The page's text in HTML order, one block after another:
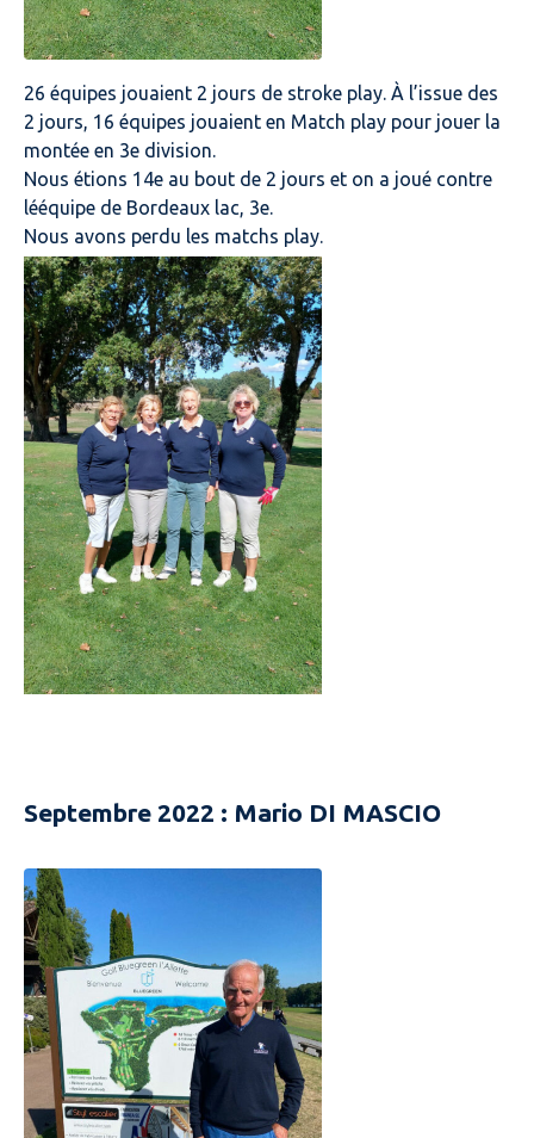
26 équipes jouaient 2 jours de stroke play. À l’issue des
2 jours, 16 équipes jouaient en Match play pour jouer la
montée en 3e division.
Nous étions 14e au bout de 2 jours et on a joué contre
lééquipe de Bordeaux lac, 3e.
Nous avons perdu les matchs play.
Septembre 2022 : Mario DI MASCIO